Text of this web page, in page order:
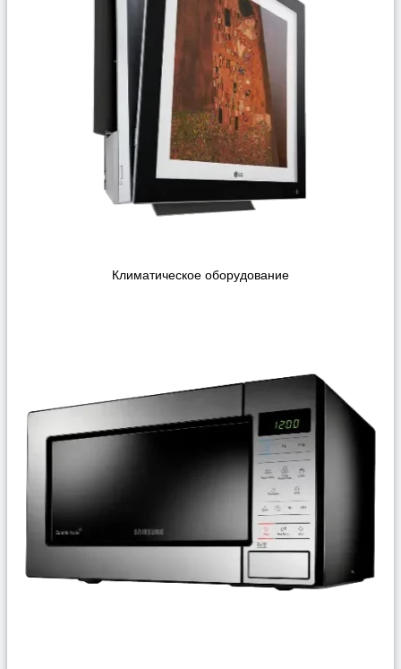
Климатическое оборудование